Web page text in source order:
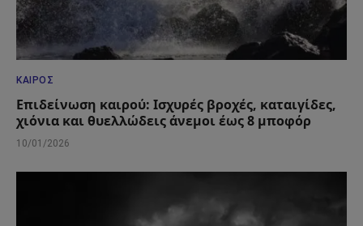
ΚΑΙΡΌΣ
Επιδείνωση καιρού: Ισχυρές βροχές, καταιγίδες,
χιόνια και θυελλώδεις άνεμοι έως 8 μποφόρ
10/01/2026